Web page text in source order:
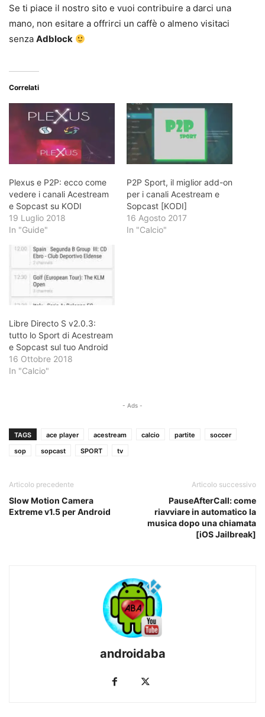
Se ti piace il nostro sito e vuoi contribuire a darci una
mano, non esitare a offrirci un caffè o almeno visitaci
senza Adblock
Correlati
Plexus e P2P: ecco come
vedere i canali Acestream
e Sopcast su KODI
19 Luglio 2018
In "Guide"
P2P Sport, il miglior add-on
per i canali Acestream e
Sopcast [KODI]
16 Agosto 2017
In "Calcio"
Libre Directo S v2.0.3:
tutto lo Sport di Acestream
e Sopcast sul tuo Android
16 Ottobre 2018
In "Calcio"
- Ads -
TAGS ace player acestream calcio partite
soccer
sop
sopcast SPORT tv
Articolo precedente
Slow Motion Camera
Extreme v1.5 per Android
Articolo successivo
PauseAfterCall: come
riavviare in automatico la
musica dopo una chiamata
[iOS Jailbreak]
androidaba